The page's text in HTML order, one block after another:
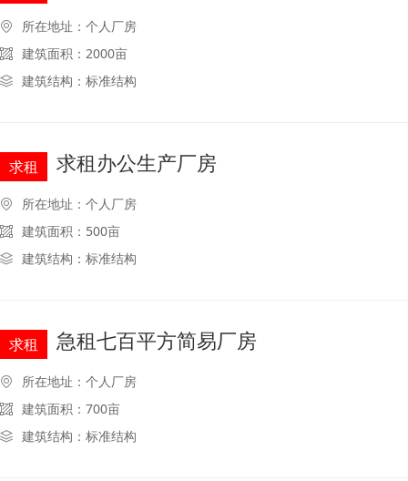
所在地址：个人厂房
建筑面积：2000亩
建筑结构：标准结构
求租 求租办公生产厂房
所在地址：个人厂房
建筑面积：500亩
建筑结构：标准结构
求租 急租七百平方简易厂房
所在地址：个人厂房
建筑面积：700亩
建筑结构：标准结构